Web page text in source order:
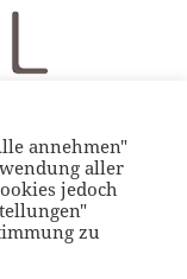
annehmen"
aller
jedoch
zu